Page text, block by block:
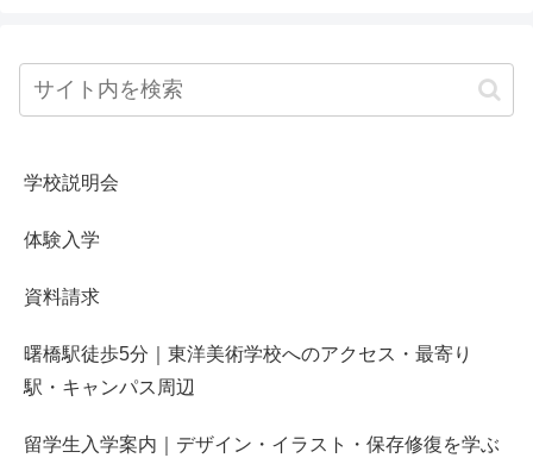
学校説明会
体験入学
資料請求
曙橋駅徒歩5分｜東洋美術学校へのアクセス・最寄り
駅・キャンパス周辺
留学生入学案内｜デザイン・イラスト・保存修復を学ぶ